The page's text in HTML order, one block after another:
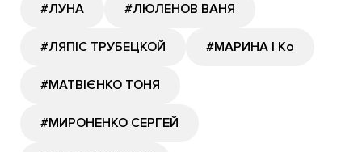
#ЛУНА #ЛЮЛЕНОВ ВАНЯ
#ЛЯПІС ТРУБЕЦКОЙ #МАРИНА І Ко
#МАТВІЄНКО ТОНЯ
#МИРОНЕНКО СЕРГЕЙ